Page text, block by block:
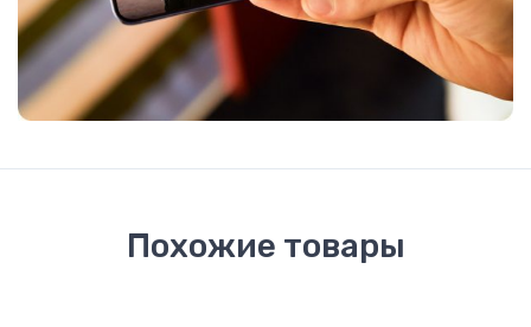
Похожие товары